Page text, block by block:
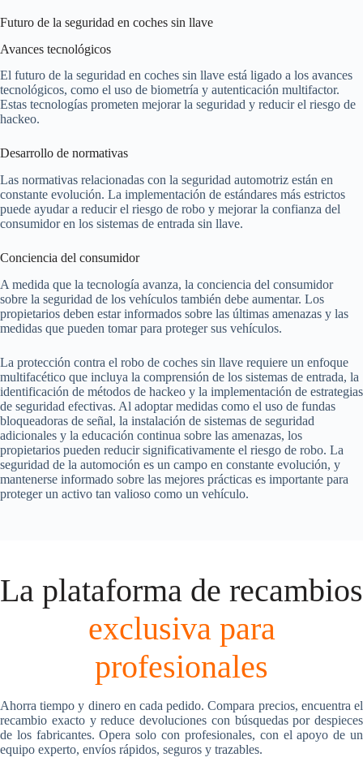
Futuro de la seguridad en coches sin llave
Avances tecnológicos
El futuro de la seguridad en coches sin llave está ligado a los avances
tecnológicos, como el uso de biometría y autenticación multifactor.
Estas tecnologías prometen mejorar la seguridad y reducir el riesgo de
hackeo.
Desarrollo de normativas
Las normativas relacionadas con la seguridad automotriz están en
constante evolución. La implementación de estándares más estrictos
puede ayudar a reducir el riesgo de robo y mejorar la confianza del
consumidor en los sistemas de entrada sin llave.
Conciencia del consumidor
A medida que la tecnología avanza, la conciencia del consumidor
sobre la seguridad de los vehículos también debe aumentar. Los
propietarios deben estar informados sobre las últimas amenazas y las
medidas que pueden tomar para proteger sus vehículos.
La protección contra el robo de coches sin llave requiere un enfoque
multifacético que incluya la comprensión de los sistemas de entrada, la
identificación de métodos de hackeo y la implementación de estrategias
de seguridad efectivas. Al adoptar medidas como el uso de fundas
bloqueadoras de señal, la instalación de sistemas de seguridad
adicionales y la educación continua sobre las amenazas, los
propietarios pueden reducir significativamente el riesgo de robo. La
seguridad de la automoción es un campo en constante evolución, y
mantenerse informado sobre las mejores prácticas es importante para
proteger un activo tan valioso como un vehículo.
La plataforma de recambios
exclusiva para
profesionales
Ahorra tiempo y dinero en cada pedido. Compara precios, encuentra el
recambio exacto y reduce devoluciones con búsquedas por despieces
de los fabricantes. Opera solo con profesionales, con el apoyo de un
equipo experto, envíos rápidos, seguros y trazables.